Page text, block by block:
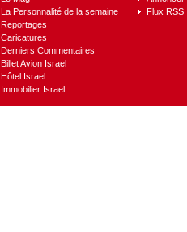
La Personnalité de la semaine
Reportages
Caricatures
Derniers Commentaires
Billet Avion Israel
Hôtel Israel
Immobilier Israel
Flux RSS